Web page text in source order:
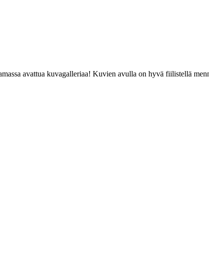
avattua kuvagalleriaa! Kuvien avulla on hyvä fiilistellä